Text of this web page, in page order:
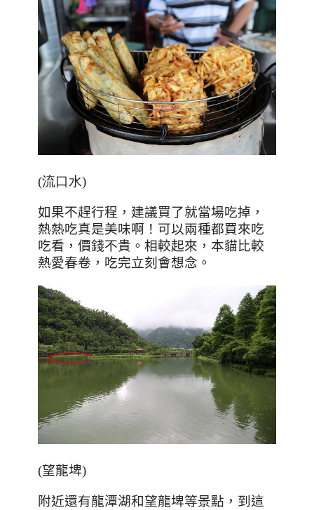
(流口水)
如果不趕行程，建議買了就當場吃掉，
熱熱吃真是美味啊！可以兩種都買來吃
吃看，價錢不貴。相較起來，本貓比較
熱愛春卷，吃完立刻會想念。
(望龍埤)
附近還有龍潭湖和望龍埤等景點，到這